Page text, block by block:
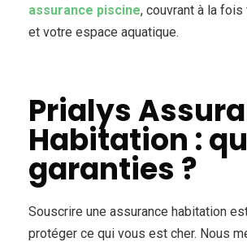
assurance piscine, couvrant à la
et votre espace aquatique.
Prialys
Habitation :
garanties ?
Souscrire une assurance habitation
protéger ce qui vous est cher. Nous